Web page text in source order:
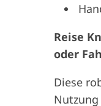
Reise
oder
Diese